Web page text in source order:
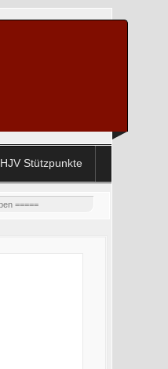
HJV Stützpunkte